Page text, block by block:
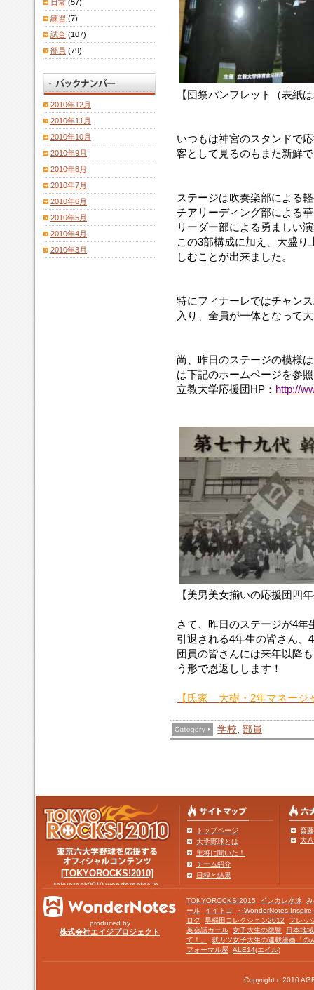
【団祭パンフレット（表紙
いつもは神宮のスタンドで
客として見るのもまた新鮮
ステージは吹奏楽部による
チアリーディング部による
リーダー部による勇ましい
この3部構成に加え、大盛
しむことが出来ました。
特にフィナーレではチャン
入り、全員が一体となって
尚、昨日のステージの模様
は下記のホームページを参
立教大学応援団HP： http://
【美男美女揃いの応援団四
さて、昨日のステージが4
引退される4年生の皆さん、
団員の皆さんには来年以降
う形で恩返しします！
【氏家 大樹・2年マネージ
学校, 部員
日常 (57)
練習 (7)
試合 (107)
部員 (79)
2010年12月
2010年11月
2010年10月
2010年9月
2010年8月
2010年7月
2010年6月
2010年5月
2010年4月
2010年3月
[TOKYOROCKS!2010]
トップページ
大学野球とは
主将に聞いた！
チーム紹介
日程と結果
斎
大
produced by
株式会社エイジプロジェクト
TOKYOROCKS!2015 インカレ水泳
ール
イイトコ
～WonderNotes Inspire
ログ 早稲田コレクション2012
フレッ
英会話ガール 女子大生の復讐
日本地
て！」
就カツ女子大生の連載漫画「の
フォーマル屋
ALE14(エイル)
Copyright c 2010